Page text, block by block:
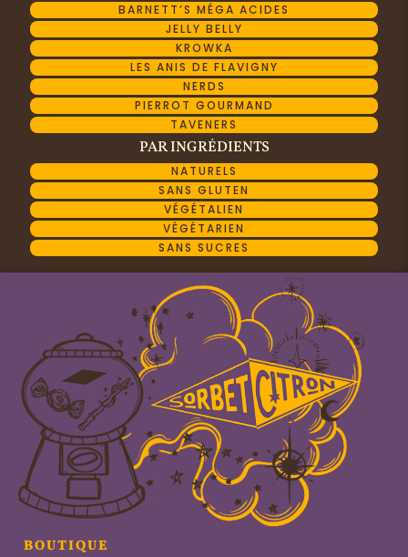
BARNETT’S MÉGA ACIDES
JELLY BELLY
KROWKA
LES ANIS DE FLAVIGNY
NERDS
PIERROT GOURMAND
TAVENERS
PAR INGRÉDIENTS
NATURELS
SANS GLUTEN
VÉGÉTALIEN
VÉGÉTARIEN
SANS SUCRES
BOUTIQUE